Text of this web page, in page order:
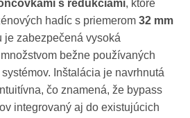
s redukciami, ktoré
hadíc s priemerom 32 mm
je zabezpečená vysoká
bežne používaných
Inštalácia je navrhnutá
čo znamená, že bypass
integrovaný aj do existujúcich